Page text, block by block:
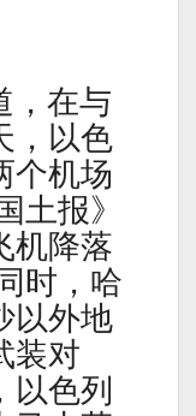
，在与
，以色
个机场
土报》
机降落
时，哈
以外地
装对
以色列